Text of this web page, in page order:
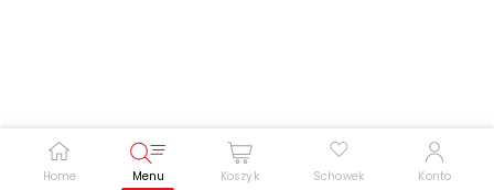
Home Menu Koszyk Schowek Konto
Podkreślenie linków